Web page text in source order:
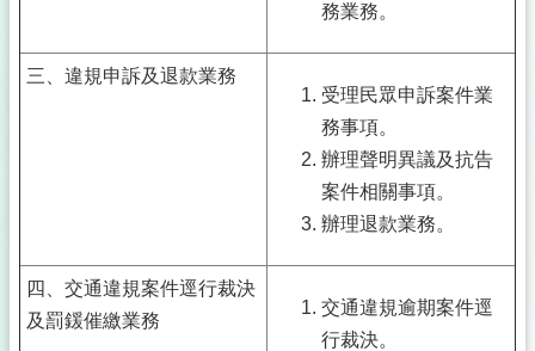
務業務。
三、違規申訴及退款業務
受理民眾申訴案件業
務事項。
辦理聲明異議及抗告
案件相關事項。
辦理退款業務。
四、交通違規案件逕行裁決
及罰鍰催繳業務
交通違規逾期案件逕
行裁決。